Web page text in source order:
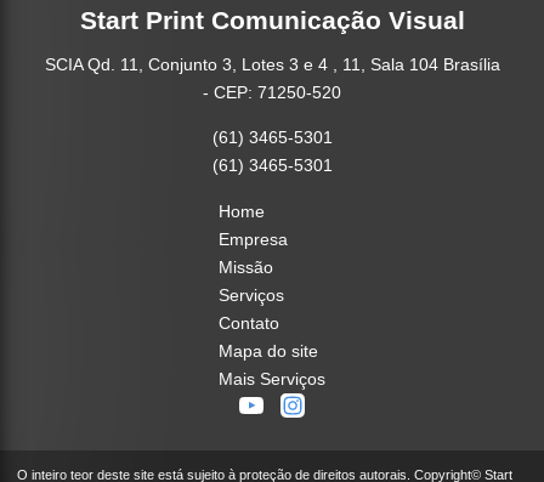
Start Print Comunicação Visual
SCIA Qd. 11, Conjunto 3, Lotes 3 e 4 , 11, Sala 104 Brasília
- CEP: 71250-520
(61) 3465-5301
(61) 3465-5301
Home
Empresa
Missão
Serviços
Contato
Mapa do site
Mais Serviços
O inteiro teor deste site está sujeito à proteção de direitos autorais. Copyright© Start